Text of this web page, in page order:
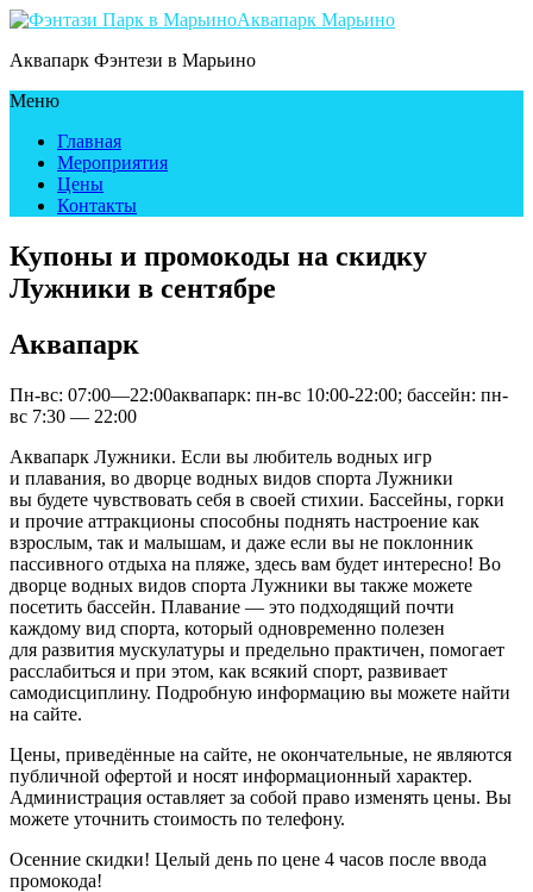
Аквапарк Марьино
Аквапарк Фэнтези в Марьино
Меню
Главная
Мероприятия
Цены
Контакты
Купоны и промокоды на скидку
Лужники в сентябре
Аквапарк
Пн-вс: 07:00—22:00аквапарк: пн-вс 10:00-22:00; бассейн: пн-
вс 7:30 — 22:00
Аквапарк Лужники. Если вы любитель водных игр
и плавания, во дворце водных видов спорта Лужники
вы будете чувствовать себя в своей стихии. Бассейны, горки
и прочие аттракционы способны поднять настроение как
взрослым, так и малышам, и даже если вы не поклонник
пассивного отдыха на пляже, здесь вам будет интересно! Во
дворце водных видов спорта Лужники вы также можете
посетить бассейн. Плавание — это подходящий почти
каждому вид спорта, который одновременно полезен
для развития мускулатуры и предельно практичен, помогает
расслабиться и при этом, как всякий спорт, развивает
самодисциплину. Подробную информацию вы можете найти
на сайте.
Цены, приведённые на сайте, не окончательные, не являются
публичной офертой и носят информационный характер.
Администрация оставляет за собой право изменять цены. Вы
можете уточнить стоимость по телефону.
Осенние скидки! Целый день по цене 4 часов после ввода
промокода!